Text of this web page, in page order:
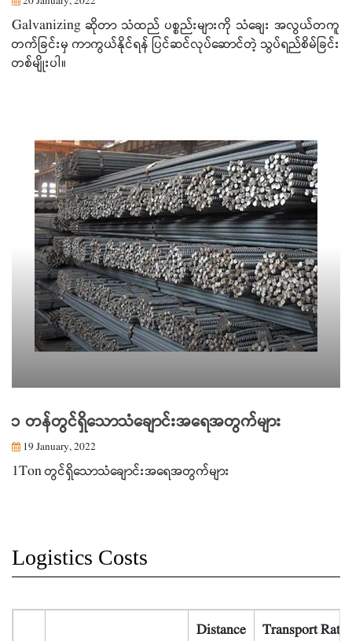
Galvanizing ဆိုတာ သံထည် ပစ္စည်းများကို သံချေး အလွယ်တကူ
တက်ခြင်းမှ ကာကွယ်နိုင်ရန် ပြင်ဆင်လုပ်ဆောင်တဲ့ သွပ်ရည်စိမ်ခြင်း
တစ်မျိုးပါ။
၁ တန်တွင်ရှိသောသံချောင်းအရေအတွက်များ
19 January, 2022
1Ton တွင်ရှိသောသံချောင်းအရေအတွက်များ
Logistics Costs
Distance Transport Rate